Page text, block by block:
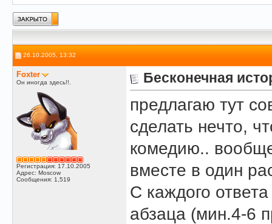
26.10.2005, 13:32
Foxter
Он иногда здесь!!.
Регистрация: 17.10.2005
Адрес: Moscow
Сообщения: 1,519
Бесконечная
предлагаю тут
сделать нечто,
комедию..
вместе в один
С каждого
абзаца (мин.4-6